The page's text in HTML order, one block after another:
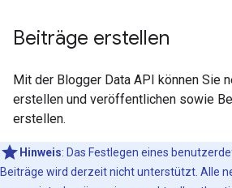
Beiträge erstellen
Mit der Blogger Data API können Sie
erstellen und veröffentlichen sowie
erstellen.
Hinweis: Das Festlegen eines
Beiträge wird derzeit nicht unterstützt. Alle